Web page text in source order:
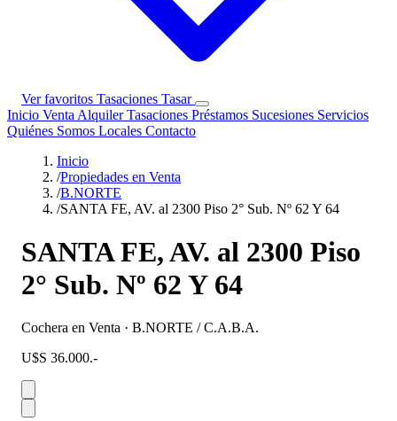
Ver favoritos Tasaciones Tasar
Inicio Venta AlquilerTasaciones Préstamos Sucesiones Servicios
Quiénes Somos Locales Contacto
Inicio
/Propiedades en Venta
/B.NORTE
/SANTA FE, AV. al 2300 Piso 2° Sub. Nº 62 Y 64
SANTA FE, AV. al 2300 Piso
2° Sub. Nº 62 Y 64
Cochera en Venta · B.NORTE / C.A.B.A.
U$S 36.000.-